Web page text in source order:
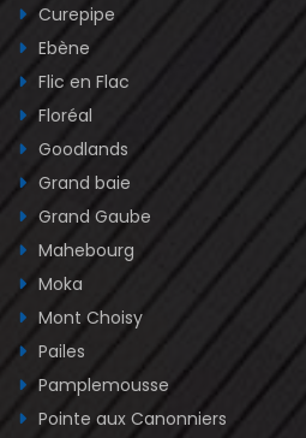
Curepipe
Ebène
Flic en Flac
Floréal
Goodlands
Grand baie
Grand Gaube
Mahebourg
Moka
Mont Choisy
Pailes
Pamplemousse
Pointe aux Canonniers